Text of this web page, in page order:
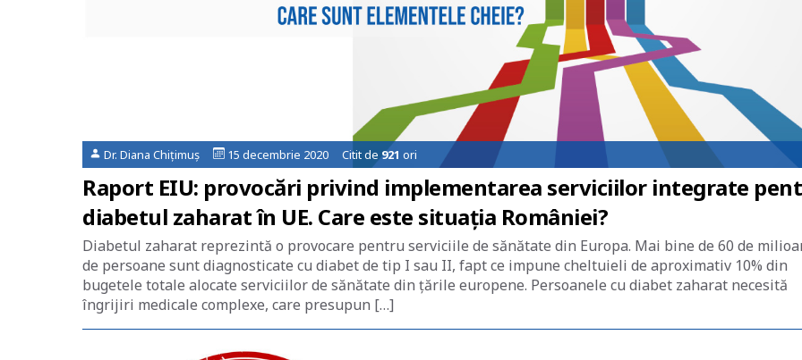
Dr. Diana Chițimuș 15 decembrie 2020 Citit de921 ori
Raport EIU: provocări privind implementarea serviciilor integrate
diabetul zaharat în UE. Care este situația României?
Diabetul zaharat reprezintă o provocare pentru serviciile de sănătate din Europa. Mai bine de 60 de
de persoane sunt diagnosticate cu diabet de tip I sau II, fapt ce impune cheltuieli de aproximativ 10% din
bugetele totale alocate serviciilor de sănătate din țările europene. Persoanele cu diabet zaharat necesită
îngrijiri medicale complexe, care presupun […]